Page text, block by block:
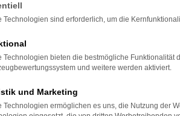
Error
Technologien sind erforderlich, um die
Technologien bieten die bestmögliche Funktionalität
und weitere werden aktiviert.
und Marketing
Technologien ermöglichen es uns, die Nutzung der